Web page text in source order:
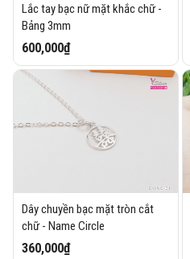
Lắc tay bạc nữ mặt khắc chữ -
Bảng 3mm
600,000₫
Dây chuyền bạc mặt tròn cắt
chữ - Name Circle
360,000₫